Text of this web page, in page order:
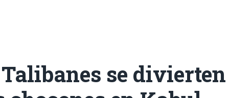
Talibanes se